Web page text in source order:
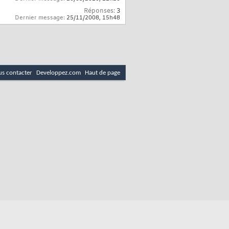
Réponses: 3
Dernier message: 25/11/2008, 15h48
contacter Developpez.com Haut de page